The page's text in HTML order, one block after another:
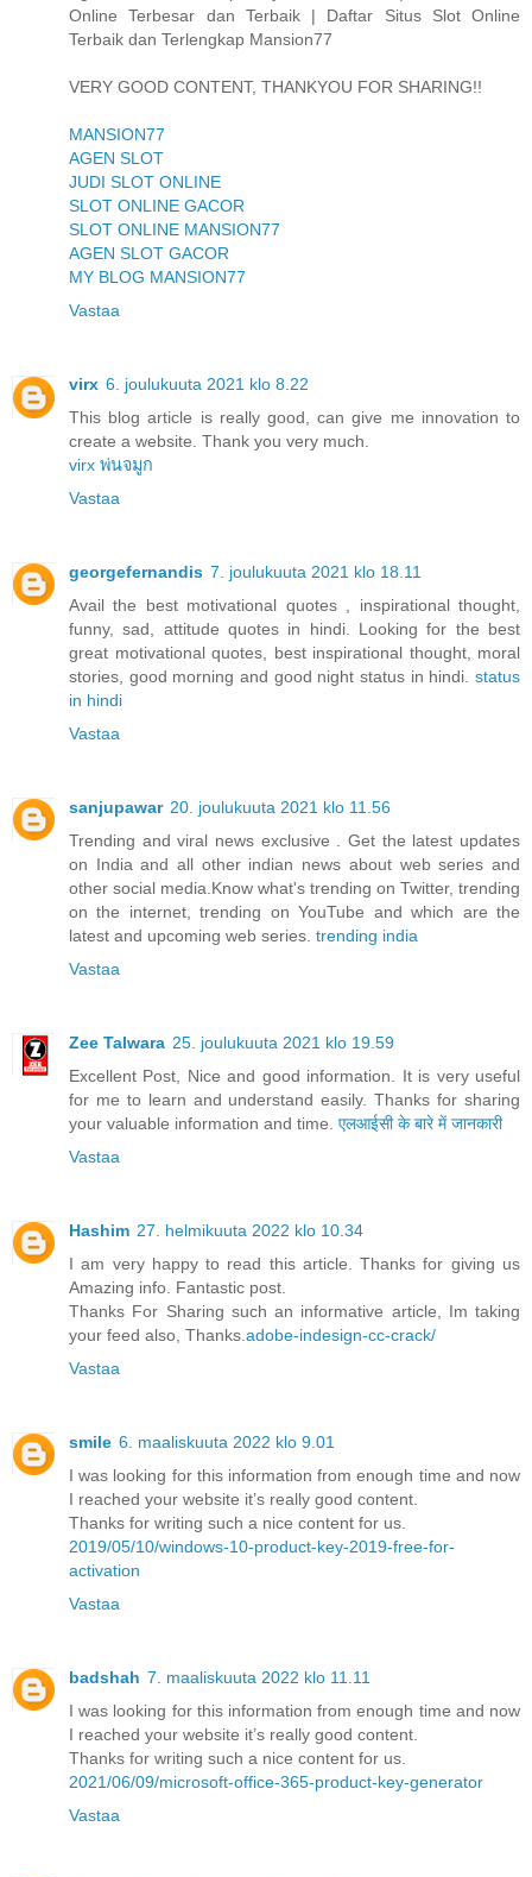
Online Terbesar dan Terbaik | Daftar Situs Slot Online
Terbaik dan Terlengkap Mansion77
VERY GOOD CONTENT, THANKYOU FOR SHARING!!
MANSION77
AGEN SLOT
JUDI SLOT ONLINE
SLOT ONLINE GACOR
SLOT ONLINE MANSION77
AGEN SLOT GACOR
MY BLOG MANSION77
Vastaa
virx 6. joulukuuta 2021 klo 8.22
This blog article is really good, can give me innovation to
create a website. Thank you very much.
virx พ่นจมูก
Vastaa
georgefernandis 7. joulukuuta 2021 klo 18.11
Avail the best motivational quotes , inspirational thought,
funny, sad, attitude quotes in hindi. Looking for the best
great motivational quotes, best inspirational thought, moral
stories, good morning and good night status in hindi. status
in hindi
Vastaa
sanjupawar 20. joulukuuta 2021 klo 11.56
Trending and viral news exclusive . Get the latest updates
on India and all other indian news about web series and
other social media.Know what's trending on Twitter, trending
on the internet, trending on YouTube and which are the
latest and upcoming web series. trending india
Vastaa
Zee Talwara 25. joulukuuta 2021 klo 19.59
Excellent Post, Nice and good information. It is very useful
for me to learn and understand easily. Thanks for sharing
your valuable information and time. एलआईसी के बारे में जानकारी
Vastaa
Hashim 27. helmikuuta 2022 klo 10.34
I am very happy to read this article. Thanks for giving us
Amazing info. Fantastic post.
Thanks For Sharing such an informative article, Im taking
your feed also, Thanks. adobe-indesign-cc-crack/
Vastaa
smile 6. maaliskuuta 2022 klo 9.01
I was looking for this information from enough time and now
I reached your website it’s really good content.
Thanks for writing such a nice content for us.
2019/05/10/windows-10-product-key-2019-free-for-
activation
Vastaa
badshah 7. maaliskuuta 2022 klo 11.11
I was looking for this information from enough time and now
I reached your website it’s really good content.
Thanks for writing such a nice content for us.
2021/06/09/microsoft-office-365-product-key-generator
Vastaa